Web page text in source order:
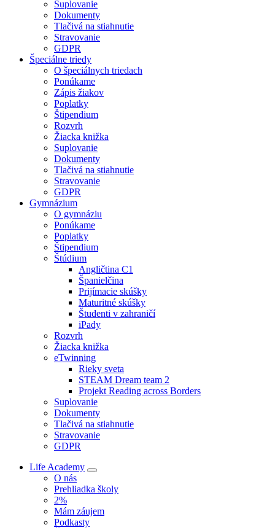
Suplovanie
Dokumenty
Tlačivá na stiahnutie
Stravovanie
GDPR
Špeciálne triedy
O špeciálnych triedach
Ponúkame
Zápis žiakov
Poplatky
Štipendium
Rozvrh
Žiacka knižka
Suplovanie
Dokumenty
Tlačivá na stiahnutie
Stravovanie
GDPR
Gymnázium
O gymnáziu
Ponúkame
Poplatky
Štipendium
Štúdium
Angličtina C1
Španielčina
Prijímacie skúšky
Maturitné skúšky
Študenti v zahraničí
iPady
Rozvrh
Žiacka knižka
eTwinning
Rieky sveta
STEAM Dream team 2
Projekt Reading across Borders
Suplovanie
Dokumenty
Tlačivá na stiahnutie
Stravovanie
GDPR
Life Academy
O nás
Prehliadka školy
2%
Mám záujem
Podkasty